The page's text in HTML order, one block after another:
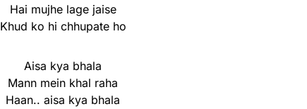
Hai mujhe lage jaise
Khud ko hi chhupate ho
Aisa kya bhala
Mann mein khal raha
Haan.. aisa kya bhala